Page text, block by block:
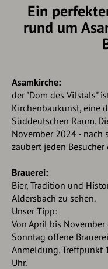
Ein
rund um
Asamkirche:
der "Dom des Vilstals"
Kirchenbaukunst, eine
Süddeutschen Raum.
November 2024 - nach
zaubert jeden
Brauerei:
Bier, Tradition und
Aldersbach zu sehen.
Unser Tipp:
Von April bis
Sonntag offene
Anmeldung. Treffpunkt
Uhr.